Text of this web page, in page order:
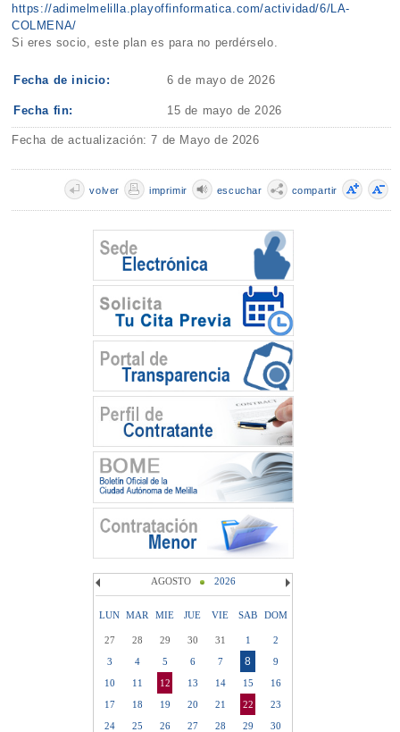
https://adimelmelilla.playoffinformatica.com/actividad/6/LA-
COLMENA/
Si eres socio, este plan es para no perdérselo.
Fecha de inicio: 6 de mayo de 2026
Fecha fin: 15 de mayo de 2026
Fecha de actualización: 7 de Mayo de 2026
compartir
escuchar
imprimir
volver
AGOSTO 2026
LUN MAR MIE JUE VIE SAB DOM
27 28 29 30 31 1
2
3
4 5 6 7 8
9
10
11 12 13 14 15
16
17
18 19 20 21 22
23
24
25 26 27 28 29
30